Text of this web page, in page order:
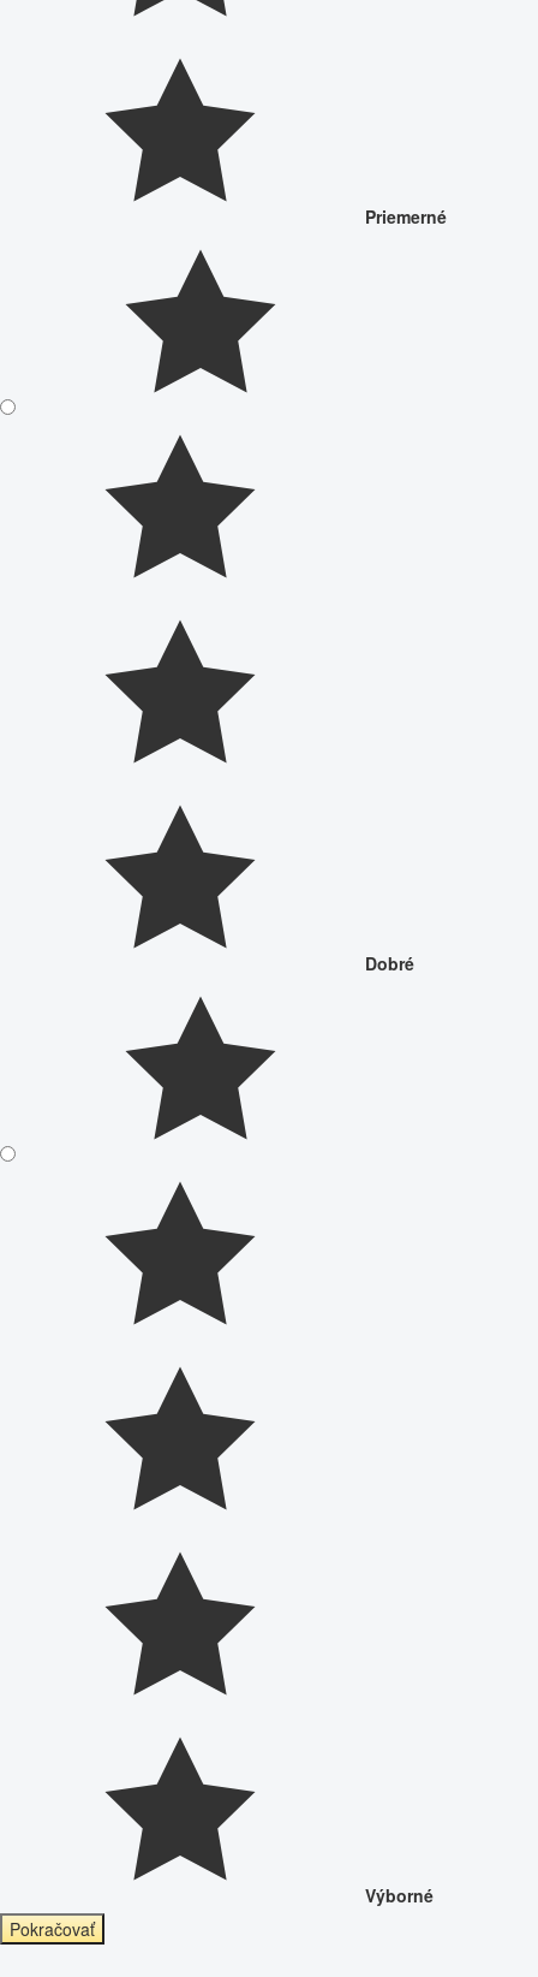
Priemerné
Dobré
Výborné
Pokračovať